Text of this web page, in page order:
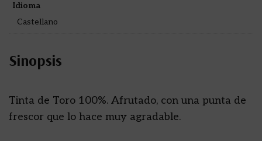
Idioma
Castellano
Sinopsis
Tinta de Toro 100%. Afrutado, con una punta de
frescor que lo hace muy agradable.